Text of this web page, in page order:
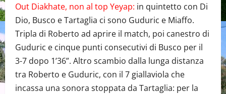
Out Diakhate, non al top Yeyap: in quintetto con Di
Dio, Busco e Tartaglia ci sono Guduric e Miaffo.
Tripla di Roberto ad aprire il match, poi canestro di
Guduric e cinque punti consecutivi di Busco per il
3-7 dopo 1’36”. Altro scambio dalla lunga distanza
tra Roberto e Guduric, con il 7 giallaviola che
incassa una sonora stoppata da Tartaglia: per la